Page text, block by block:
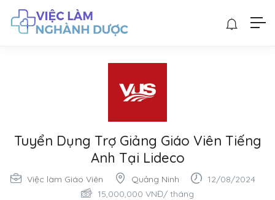
Tuyển Dụng Trợ Giảng Giáo Viên Tiếng
Anh Tại Lideco
Việc làm Giáo Viên Quảng Ninh
12/08/2024
15,000,000 VNĐ/ tháng